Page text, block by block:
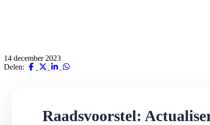
14 december 2023
Delen:
Raadsvoorstel: